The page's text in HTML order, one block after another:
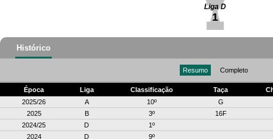
Liga D
1
Histórico
Resumo Completo
Época Liga Classificação Taça
2025/26
A 10º
G
2025
B 3º
16F
2024/25
D
1º
2024
D 9º